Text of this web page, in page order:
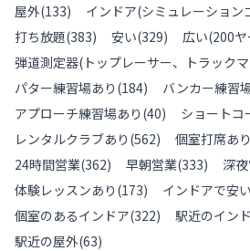
屋外(133) インドア(シミュレーション
打ち放題(383) 安い(329) 広い(200
弾道測定器(トップレーサー、トラック
パター練習場あり (184) バンカー練習
アプローチ練習場あり (40) ショートコ
レンタルクラブあり (562) 個室打席あり
24時間営業(362) 早朝営業(333) 深
体験レッスンあり (173) インドアで安い
個室のあるインドア(322) 駅近のイン
駅近の屋外(63)